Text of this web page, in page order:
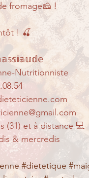
fromage🧀 !
! 🍒
Nutritionniste
(31) et à distance 💻
& mercredis
#dietetique